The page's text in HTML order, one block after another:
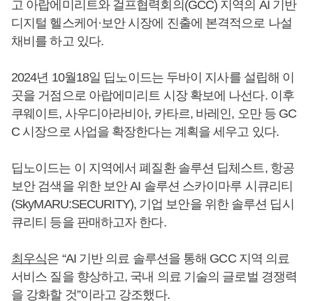
고 아랍에미리트와 걸프협력회의(GCC) 지역의 AI 기반
디지털 헬스케어·보안 시장에 진출에 본격적으로 나설
채비를 하고 있다.
2024년 10월18일 딥노이드는 두바이 지사를 설립해 이
곳을 거점으로 아랍에미리트 시장 확보에 나선다. 이후
쿠웨이트, 사우디아라비아, 카타르, 바레인, 오만 등 GC
C 시장으로 사업을 확장한다는 계획을 세우고 있다.
딥노이드는 이 지역에서 폐질환 솔루션 딥체스트, 항공
보안 검색을 위한 보안 AI 솔루션 스카이마루 시큐리티
(SkyMARU:SECURITY), 기업 보안을 위한 솔루션 딥시
큐리티 등을 판매하고자 한다.
최우식은 “AI 기반 의료 솔루션을 통해 GCC 지역 의료
서비스 질을 향상하고, 국내 의료 기술의 글로벌 경쟁력
을 강화할 것”이라고 강조했다.